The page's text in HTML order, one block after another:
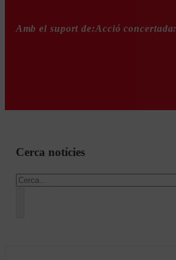
Amb el suport de:Acció concertada:
Cerca notícies
Cercar